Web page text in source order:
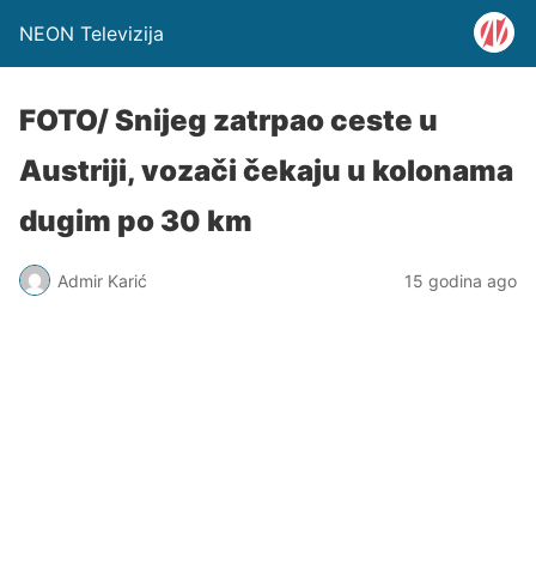
NEON Televizija
FOTO/ Snijeg zatrpao ceste u
Austriji, vozači čekaju u kolonama
dugim po 30 km
Admir Karić 15 godina ago